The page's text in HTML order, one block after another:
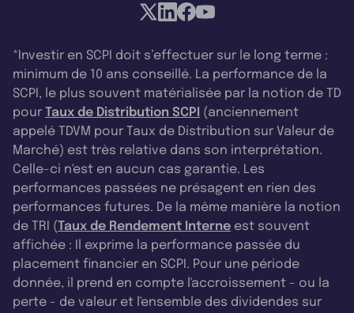
*Investir en SCPI doit s’effectuer sur le long terme :
minimum de 10 ans conseillé. La performance de la
SCPI, le plus souvent matérialisée par la notion de TD
pour Taux de Distribution SCPI (anciennement
appelé TDVM pour Taux de Distribution sur Valeur de
Marché) est très relative dans son interprétation.
Celle-ci n'est en aucun cas garantie. Les
performances passées ne présagent en rien des
performances futures. De la même manière la notion
de TRI (Taux de Rendement Interne est souvent
affichée : Il exprime la performance passée du
placement financier en SCPI. Pour une période
donnée, il prend en compte l'accroissement - ou la
perte - de valeur et l'ensemble des dividendes sur